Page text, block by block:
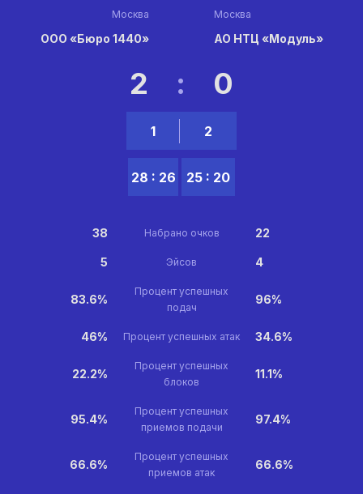
Москва
ООО «Бюро 1440»
2 : 0
1
28 : 26
2
25 : 20
Москва
АО НТЦ «Модуль»
38 Набрано очков 22
5 Эйсов 4
83.6%
Процент успешных
подач
96%
46% Процент успешных атак 34.6%
22.2%
Процент успешных
блоков
11.1%
95.4%
Процент успешных
приемов подачи
97.4%
66.6%
Процент успешных
приемов атак
66.6%